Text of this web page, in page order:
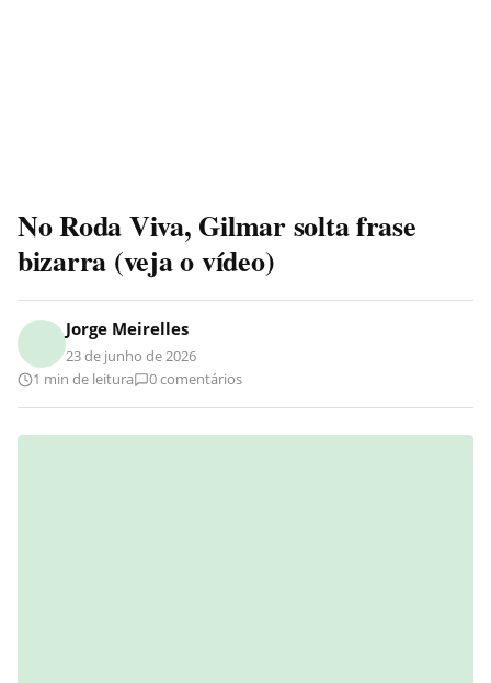
No Roda Viva, Gilmar solta frase
bizarra (veja o vídeo)
Jorge Meirelles
23 de junho de 2026
1 min de leitura
0 comentários